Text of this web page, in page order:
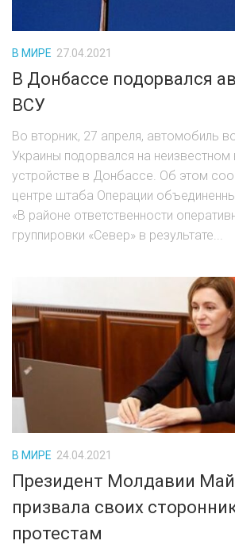
В МИРЕ 27.04.2021
В Донбассе подорвался
ВСУ
Во вторник, 27 апреля, автомобиль
Украины подорвался на
устройстве в Донбассе. Об этом
центре штаба Операции
«В районе ответственности
группировки «Север» в результате...
В МИРЕ 24.04.2021
Президент Молдавии
призвала своих
протестам